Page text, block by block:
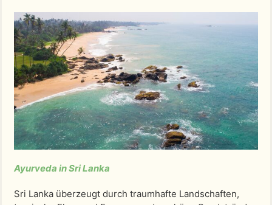
Ayurveda in Sri Lanka
Sri Lanka überzeugt durch traumhafte Landschaften,